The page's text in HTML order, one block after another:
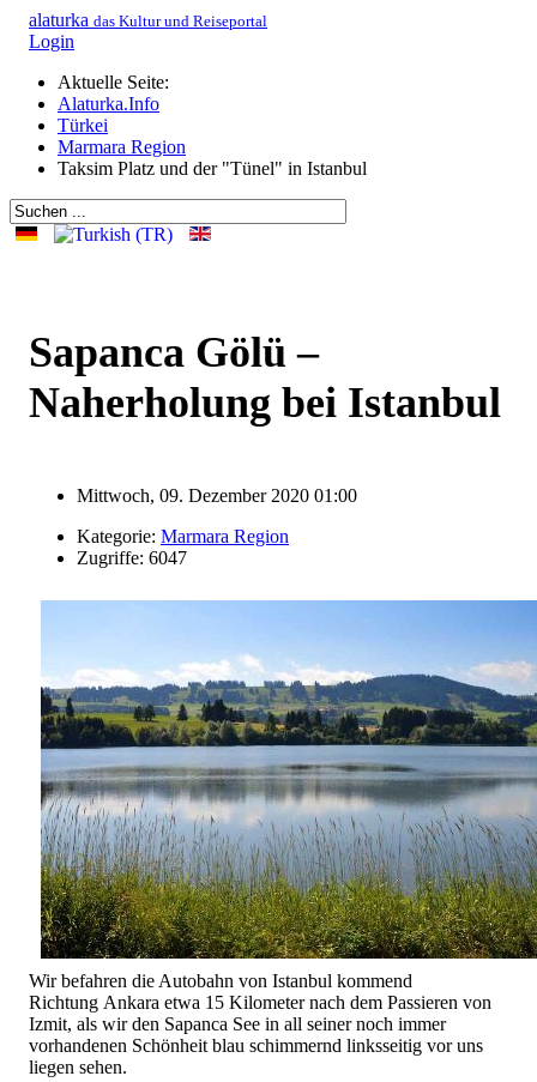
alaturka das Kultur und Reiseportal
Login
Aktuelle Seite:
Alaturka.Info
Türkei
Marmara Region
Taksim Platz und der "Tünel" in Istanbul
Sapanca Gölü –
Naherholung bei Istanbul
Mittwoch, 09. Dezember 2020 01:00
Kategorie: Marmara Region
Zugriffe: 6047
Wir befahren die Autobahn von Istanbul kommend
Richtung Ankara etwa 15 Kilometer nach dem Passieren von
Izmit, als wir den Sapanca See in all seiner noch immer
vorhandenen Schönheit blau schimmernd linksseitig vor uns
liegen sehen.